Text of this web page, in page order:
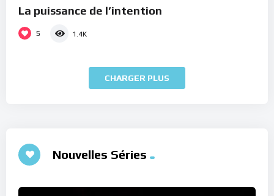
La puissance de l’intention
5 1.4K
CHARGER PLUS
Nouvelles Séries